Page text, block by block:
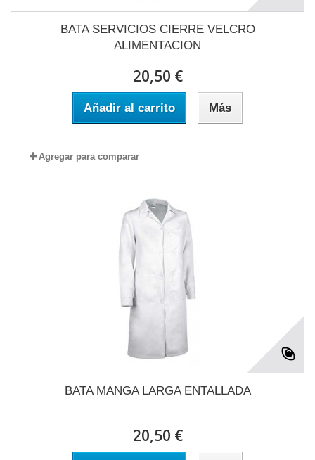
BATA SERVICIOS CIERRE VELCRO
ALIMENTACION
20,50 €
Añadir al carrito Más
Agregar para comparar
BATA MANGA LARGA ENTALLADA
20,50 €